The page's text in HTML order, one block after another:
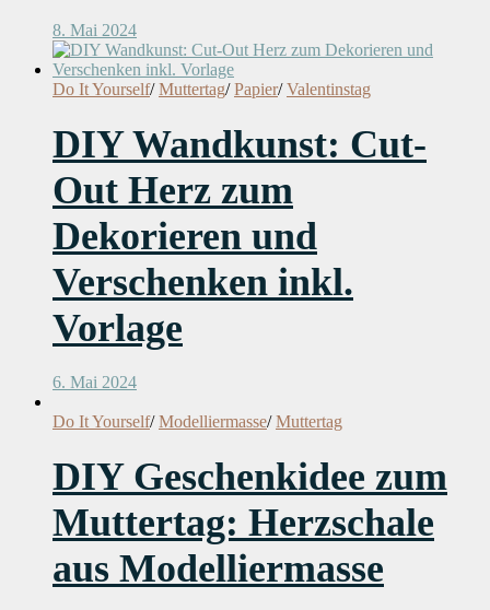
8. Mai 2024
Do It Yourself/ Muttertag/ Papier/ Valentinstag
DIY Wandkunst: Cut-
Out Herz zum
Dekorieren und
Verschenken inkl.
Vorlage
6. Mai 2024
Do It Yourself/ Modelliermasse/ Muttertag
DIY Geschenkidee zum
Muttertag: Herzschale
aus Modelliermasse